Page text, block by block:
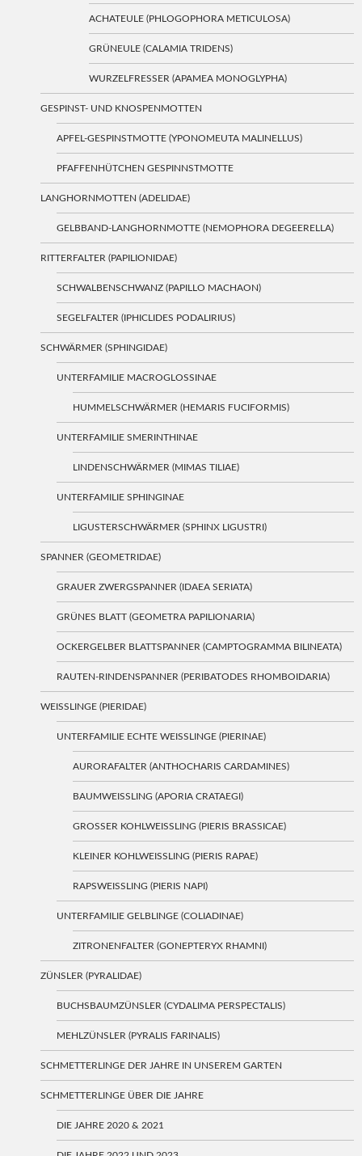
ACHATEULE (PHLOGOPHORA METICULOSA)
GRÜNEULE (CALAMIA TRIDENS)
WURZELFRESSER (APAMEA MONOGLYPHA)
GESPINST- UND KNOSPENMOTTEN
APFEL-GESPINSTMOTTE (YPONOMEUTA MALINELLUS)
PFAFFENHÜTCHEN GESPINNSTMOTTE
LANGHORNMOTTEN (ADELIDAE)
GELBBAND-LANGHORNMOTTE (NEMOPHORA DEGEERELLA)
RITTERFALTER (PAPILIONIDAE)
SCHWALBENSCHWANZ (PAPILLO MACHAON)
SEGELFALTER (IPHICLIDES PODALIRIUS)
SCHWÄRMER (SPHINGIDAE)
UNTERFAMILIE MACROGLOSSINAE
HUMMELSCHWÄRMER (HEMARIS FUCIFORMIS)
UNTERFAMILIE SMERINTHINAE
LINDENSCHWÄRMER (MIMAS TILIAE)
UNTERFAMILIE SPHINGINAE
LIGUSTERSCHWÄRMER (SPHINX LIGUSTRI)
SPANNER (GEOMETRIDAE)
GRAUER ZWERGSPANNER (IDAEA SERIATA)
GRÜNES BLATT (GEOMETRA PAPILIONARIA)
OCKERGELBER BLATTSPANNER (CAMPTOGRAMMA BILINEATA)
RAUTEN-RINDENSPANNER (PERIBATODES RHOMBOIDARIA)
WEISSLINGE (PIERIDAE)
UNTERFAMILIE ECHTE WEISSLINGE (PIERINAE)
AURORAFALTER (ANTHOCHARIS CARDAMINES)
BAUMWEISSLING (APORIA CRATAEGI)
GROSSER KOHLWEISSLING (PIERIS BRASSICAE)
KLEINER KOHLWEISSLING (PIERIS RAPAE)
RAPSWEISSLING (PIERIS NAPI)
UNTERFAMILIE GELBLINGE (COLIADINAE)
ZITRONENFALTER (GONEPTERYX RHAMNI)
ZÜNSLER (PYRALIDAE)
BUCHSBAUMZÜNSLER (CYDALIMA PERSPECTALIS)
MEHLZÜNSLER (PYRALIS FARINALIS)
SCHMETTERLINGE DER JAHRE IN UNSEREM GARTEN
SCHMETTERLINGE ÜBER DIE JAHRE
DIE JAHRE 2020 & 2021